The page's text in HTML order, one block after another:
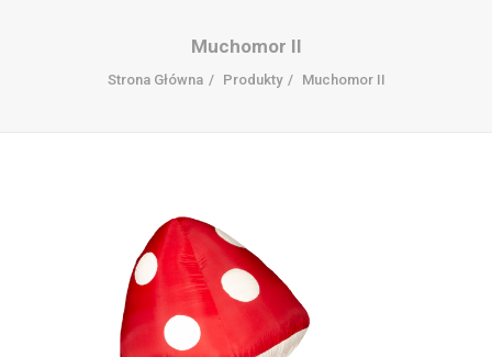
Muchomor II
Strona Główna Produkty Muchomor II